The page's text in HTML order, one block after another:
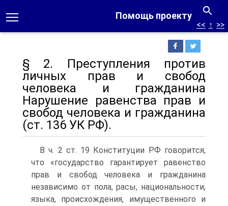
Помощь проекту
<< ↑ >>
§ 2. Преступления против
личных прав и свобод
человека и гражданина
Нарушение равенства прав и
свобод человека и гражданина
(ст. 136 УК РФ).
В ч. 2 ст. 19 Конституции РФ говорится,
что «государство гарантирует равенство
прав и свобод человека и гражданина
независимо от пола, расы, национальности,
языка, происхождения, имущественного и